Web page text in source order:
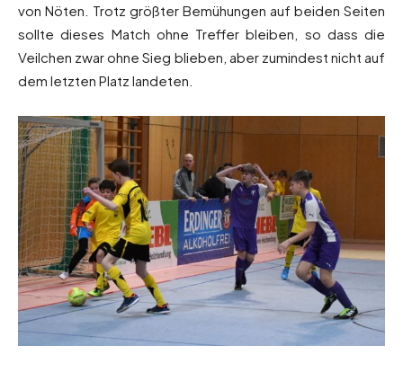
von Nöten. Trotz größter Bemühungen auf beiden Seiten
sollte dieses Match ohne Treffer bleiben, so dass die
Veilchen zwar ohne Sieg blieben, aber zumindest nicht auf
dem letzten Platz landeten.